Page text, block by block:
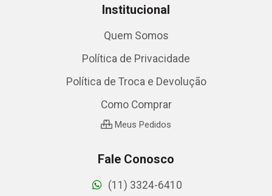
Institucional
Quem Somos
Política de Privacidade
Política de Troca e Devolução
Como Comprar
Meus Pedidos
Fale Conosco
(11) 3324-6410